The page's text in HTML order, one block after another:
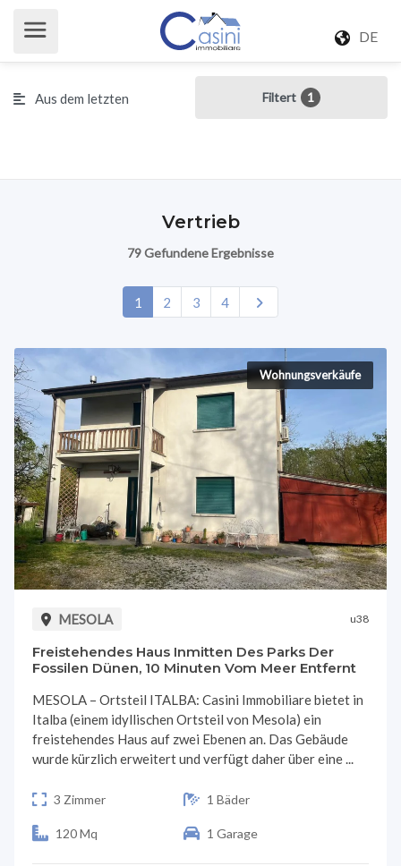
DE
Aus dem letzten Filtert 1
Vertrieb
79 Gefundene Ergebnisse
1 2 3 4
Wohnungsverkäufe
MESOLA u38
Freistehendes Haus Inmitten Des Parks Der
Fossilen Dünen, 10 Minuten Vom Meer Entfernt
MESOLA – Ortsteil ITALBA: Casini Immobiliare bietet in
Italba (einem idyllischen Ortsteil von Mesola) ein
freistehendes Haus auf zwei Ebenen an. Das Gebäude
wurde kürzlich erweitert und verfügt daher über eine ...
3 Zimmer 1 Bäder
120 Mq 1 Garage